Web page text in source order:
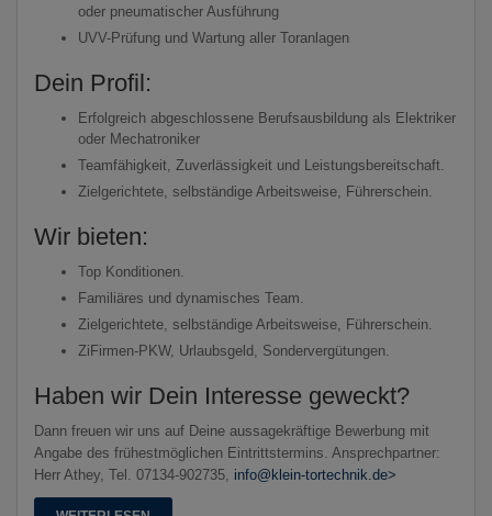
oder pneumatischer Ausführung
UVV-Prüfung und Wartung aller Toranlagen
Dein Profil:
Erfolgreich abgeschlossene Berufsausbildung als Elektriker
oder Mechatroniker
Teamfähigkeit, Zuverlässigkeit und Leistungsbereitschaft.
Zielgerichtete, selbständige Arbeitsweise, Führerschein.
Wir bieten:
Top Konditionen.
Familiäres und dynamisches Team.
Zielgerichtete, selbständige Arbeitsweise, Führerschein.
ZiFirmen-PKW, Urlaubsgeld, Sondervergütungen.
Haben wir Dein Interesse geweckt?
Dann freuen wir uns auf Deine aussagekräftige Bewerbung mit
Angabe des frühestmöglichen Eintrittstermins. Ansprechpartner:
Herr Athey, Tel. 07134-902735, info@klein-tortechnik.de>